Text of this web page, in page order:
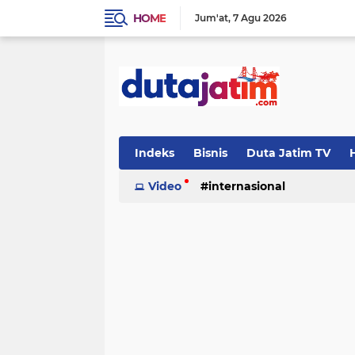
HOME Jum'at 7 Agu 2026
Indeks Bisnis Duta Jatim TV
Video internasional